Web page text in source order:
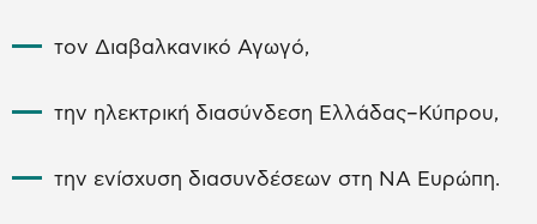
τον Διαβαλκανικό Αγωγό,
την ηλεκτρική διασύνδεση Ελλάδας–Κύπρου,
την ενίσχυση διασυνδέσεων στη ΝΑ Ευρώπη.